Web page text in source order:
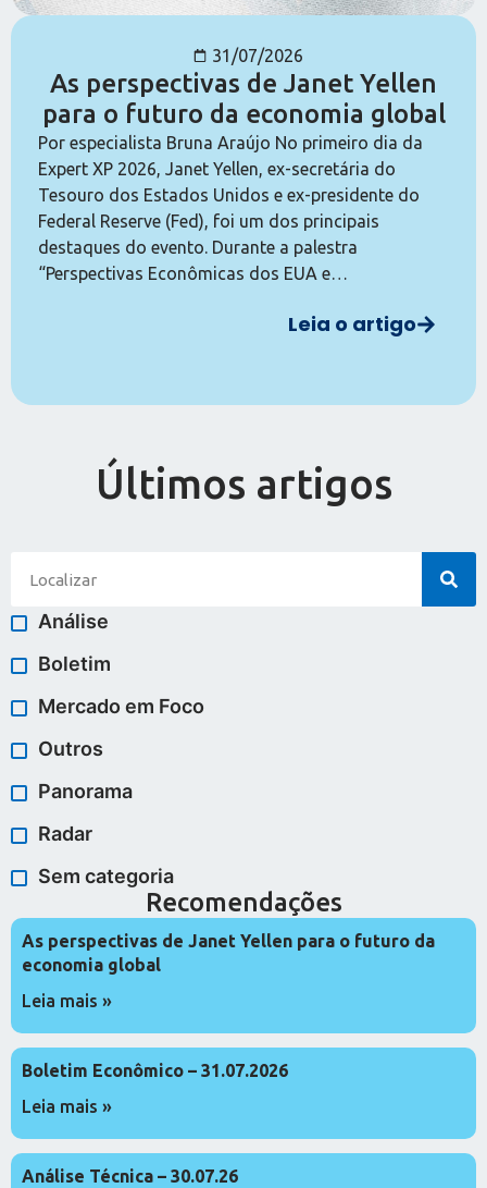
31/07/2026
As perspectivas de Janet Yellen
para o futuro da economia global
Por especialista Bruna Araújo No primeiro dia da
Expert XP 2026, Janet Yellen, ex-secretária do
Tesouro dos Estados Unidos e ex-presidente do
Federal Reserve (Fed), foi um dos principais
destaques do evento. Durante a palestra
“Perspectivas Econômicas dos EUA e…
Leia o artigo
Últimos artigos
Análise
Boletim
Mercado em Foco
Outros
Panorama
Radar
Sem categoria
Recomendações
As perspectivas de Janet Yellen para o futuro da
economia global
Leia mais »
Boletim Econômico – 31.07.2026
Leia mais »
Análise Técnica – 30.07.26